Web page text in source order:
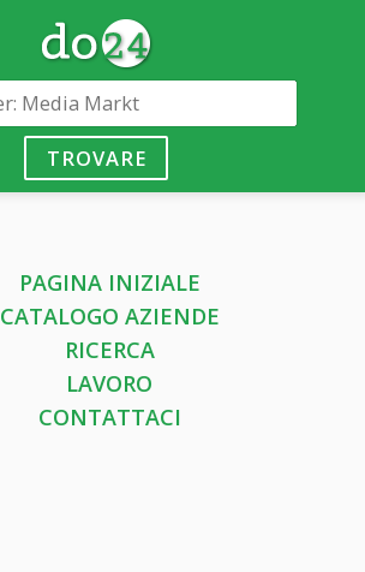
TROVARE
PAGINA INIZIALE
CATALOGO AZIENDE
RICERCA
LAVORO
CONTATTACI